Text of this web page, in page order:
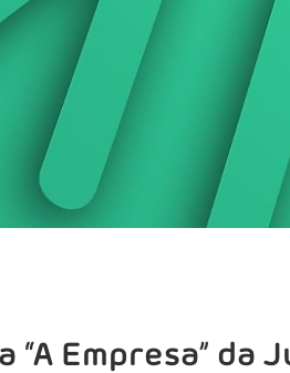
“A Empresa” da